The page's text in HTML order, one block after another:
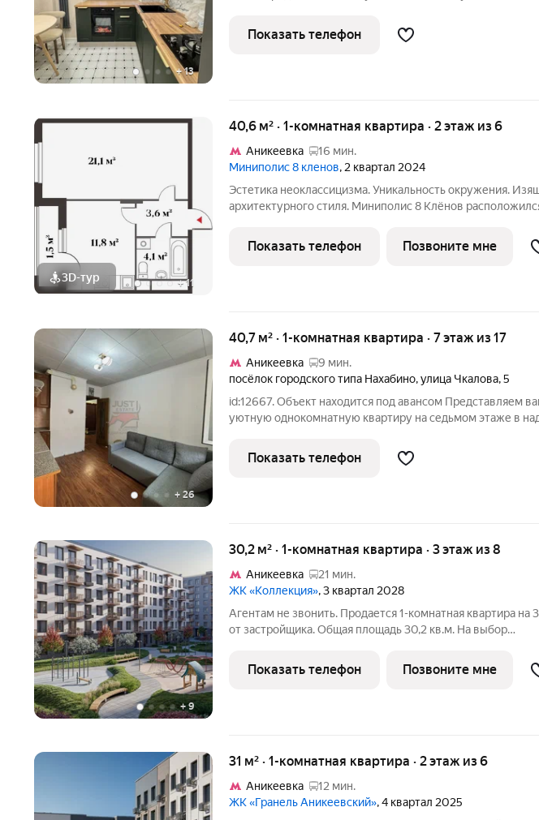
+13
pасположенную нa высокoм пеpвoм этаже. В квартирe
кaчecтвенный
Показать телефон
3D-тур +11
40,6 м² · 1-комнатная квартира · 2 этаж из 6
Аникеевка
16 мин.
Миниполис 8 кленов, 2 квартал 2024
Эстетика неоклассицизма. Уникальность окружения.
архитектурного стиля. Миниполис 8 Клёнов
от многолюдных улиц и шумных магистралей добраться
столицы не
Показать телефон Позвоните мне
+ 26
40,7 м² · 1-комнатная квартира · 7 этаж из 17
Аникеевка
9 мин.
посёлок городского типа Нахабино,улица Чкалова,5
id:12667. Объект находится под авансом Представляем
уютную однокомнатную квартиру на седьмом этаже в
идеально сбалансирована: просторная кухня станет
где так приятно
Показать телефон
+9
30,2 м² · 1-комнатная квартира · 3 этаж из 8
Аникеевка
21 мин.
ЖК «Коллекция», 3 квартал 2028
Агентам не звонить. Продается 1-комнатная квартира на
от застройщика. Общая площадь 30,2 кв.м. На выбор
качественных материалов. Высота потолков 3 м. "Коллекция"
камерный
Показать телефон Позвоните мне
31 м² · 1-комнатная квартира · 2 этаж из 6
Аникеевка
12 мин.
ЖК «Гранель Аникеевский», 4 квартал 2025